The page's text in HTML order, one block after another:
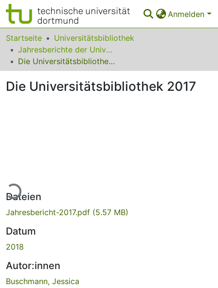
Anmelden
Bereiche & Sammlungen
Das gesamte Repositorium
Startseite
Universitätsbibliothek
Jahresberichte der Universitätsbibliothek
Die Universitätsbibliothek 2017
Die Universitätsbibliothek 2017
Dateien
Jahresbericht-2017.pdf (5.57 MB)
Datum
2018
Autor:innen
Buschmann, Jessica